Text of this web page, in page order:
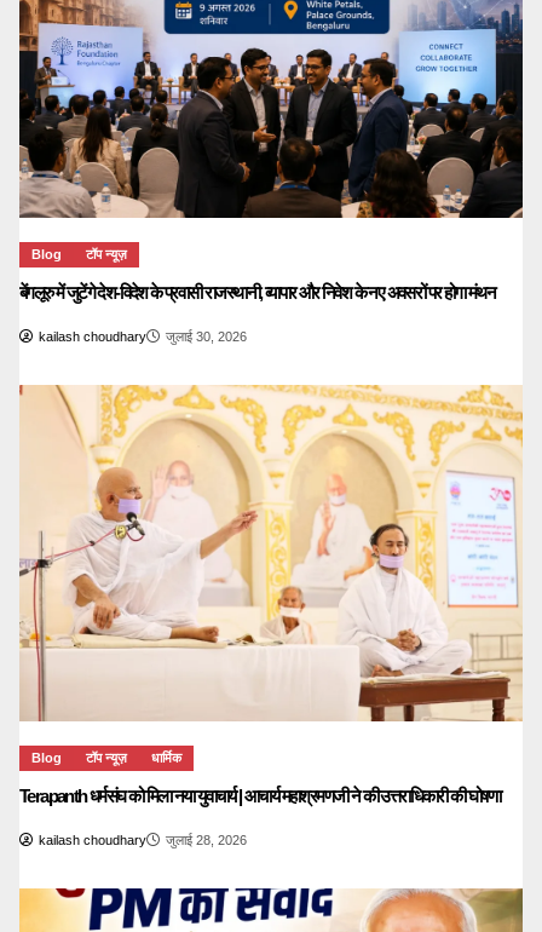
Blog टॉप न्यूज़
बेंगलूरु में जुटेंगे देश-विदेश के प्रवासी राजस्थानी, व्यापार और निवेश के नए अवसरों पर होगा मंथन
kailash choudhary जुलाई 30, 2026
Blog टॉप न्यूज़ धार्मिक
Terapanth धर्मसंघ को मिला नया युवाचार्य | आचार्य महाश्रमणजी ने की उत्तराधिकारी की घोषणा
kailash choudhary जुलाई 28, 2026